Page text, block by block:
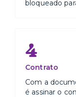
bloqueado
4
Contrato
Com a
é assinar o